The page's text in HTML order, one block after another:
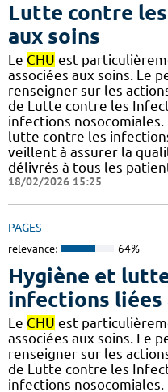
Lutte contre
aux soins
Le CHU est
associées aux soins. Le
renseigner sur les
de Lutte contre les
infections
lutte contre les
veillent à assurer la
délivrés à tous les
18/02/2026 15:25
PAGES
relevance: 64%
Hygiène et
infections liées
Le CHU est
associées aux soins. Le
renseigner sur les
de Lutte contre les
infections